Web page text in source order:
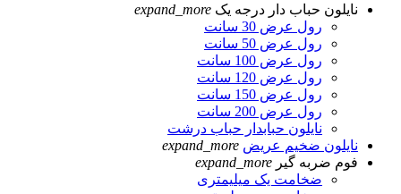
نایلون حباب دار درجه یک expand_more
رول عرض 30 سانت
رول عرض 50 سانت
رول عرض 100 سانت
رول عرض 120 سانت
رول عرض 150 سانت
رول عرض 200 سانت
نایلون حبابدار حباب درشت
نایلون ضخیم عریض expand_more
فوم ضربه گیر expand_more
ضخامت یک میلیمتری